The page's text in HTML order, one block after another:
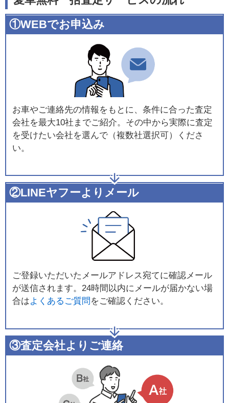
①WEBでお申込み
お車やご連絡先の情報をもとに、条件に合った査定
会社を最大10社までご紹介。その中から実際に査定
を受けたい会社を選んで（複数社選択可）くださ
い。
②LINEヤフーよりメール
ご登録いただいたメールアドレス宛てに確認メール
が送信されます。24時間以内にメールが届かない場
合はよくあるご質問 をご確認ください。
③査定会社よりご連絡